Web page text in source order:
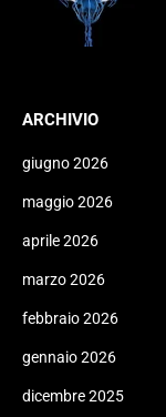
ARCHIVIO
giugno 2026
maggio 2026
aprile 2026
marzo 2026
febbraio 2026
gennaio 2026
dicembre 2025